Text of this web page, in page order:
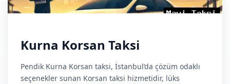
Kurna Korsan Taksi
Pendik Kurna Korsan taksi, İstanbul’da çözüm odaklı
seçenekler sunan Korsan taksi hizmetidir, lüks